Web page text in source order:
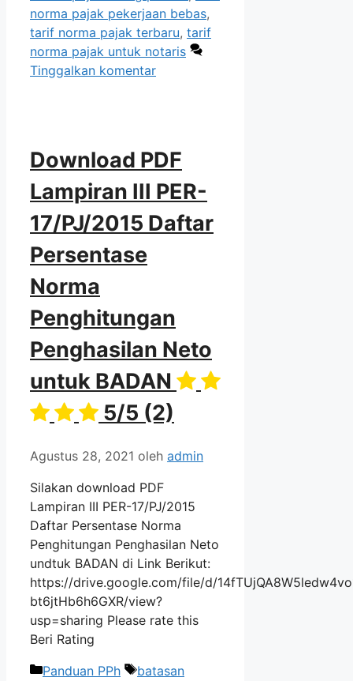
norma pajak pekerjaan bebas,
tarif norma pajak terbaru, tarif
norma pajak untuk notaris
Tinggalkan komentar
Download PDF
Lampiran III PER-
17/PJ/2015 Daftar
Persentase
Norma
Penghitungan
Penghasilan Neto
untuk BADAN
5/5 (2)
Agustus 28, 2021 oleh admin
Silakan download PDF
Lampiran III PER-17/PJ/2015
Daftar Persentase Norma
Penghitungan Penghasilan Neto
undtuk BADAN di Link Berikut:
https://drive.google.com/file/d/
bt6jtHb6h6GXR/view?
usp=sharing Please rate this
Beri Rating
Kategori
Panduan PPh Tag
batasan